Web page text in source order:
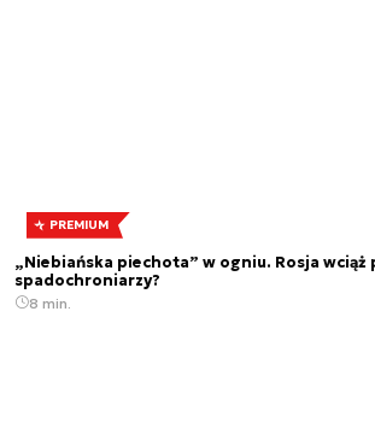
PREMIUM
„Niebiańska piechota” w ogniu. Rosja wciąż
spadochroniarzy?
8 min.